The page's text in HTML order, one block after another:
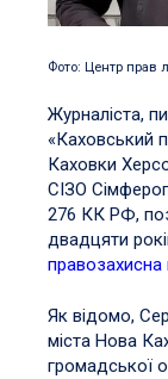
Фото: Центр прав
Журналіста,
«Каховський
Каховки
СІЗО
276 КК РФ,
двадцяти
правозахисна
Як відомо,
міста Нова
громадської